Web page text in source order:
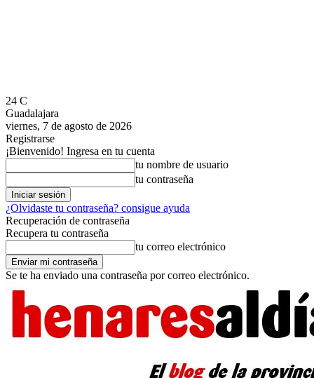
24 C
Guadalajara
viernes, 7 de agosto de 2026
Registrarse
¡Bienvenido! Ingresa en tu cuenta
tu nombre de usuario
tu contraseña
¿Olvidaste tu contraseña? consigue ayuda
Recuperación de contraseña
Recupera tu contraseña
tu correo electrónico
Se te ha enviado una contraseña por correo electrónico.